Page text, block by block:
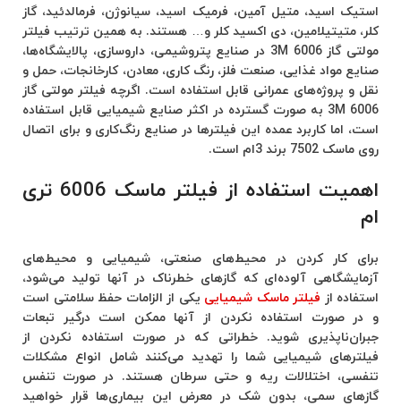
استیک اسید، متیل آمین، فرمیک اسید، سیانوژن، فرمالدئید، گاز
کلر، متیتیلامین، دی اکسید کلر و… هستند. به همین ترتیب فیلتر
مولتی گاز 6006 3M در صنایع پتروشیمی، داروسازی، پالایشگاه‌ها،
صنایع مواد غذایی، صنعت فلز، رنگ کاری، معادن، کارخانجات، حمل و
نقل و پروژه‌های عمرانی قابل استفاده است. اگرچه فیلتر مولتی گاز
6006 3M به صورت گسترده در اکثر صنایع شیمیایی قابل استفاده
است، اما کاربرد عمده این فیلترها در صنایع رنگ‌کاری و برای اتصال
روی ماسک 7502 برند 3ام است.
اهمیت استفاده از فیلتر ماسک 6006 تری
ام
برای کار کردن در محیط‌های صنعتی، شیمیایی و محیط‌های
آزمایشگاهی آلوده‌ای که گازهای خطرناک در آنها تولید می‌شود،
استفاده از فیلتر ماسک شیمیایی یکی از الزامات حفظ سلامتی است
و در صورت استفاده نکردن از آنها ممکن است درگیر تبعات
جبران‌ناپذیری شوید. خطراتی که در صورت استفاده نکردن از
فیلتر‌های شیمیایی شما را تهدید می‌کنند شامل انواع مشکلات
تنفسی، اختلالات ریه و حتی سرطان هستند. در صورت تنفس
گاز‌های سمی، بدون شک در معرض این بیماری‌ها قرار خواهید